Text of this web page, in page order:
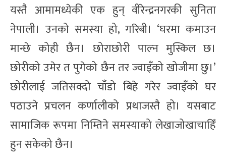
यस्तै आमामध्येकी एक हुन् वीरेन्द्रनगरकी सुनिता
नेपाली। उनको समस्या हो, गरिबी। ‘घरमा कमाउन
मान्छे कोही छैन। छोराछोरी पाल्न मुस्किल छ।
छोरीको उमेर त पुगेको छैन तर ज्वाइँको खोजीमा छु।’
छोरीलाई जतिसक्दो चाँडो बिहे गरेर ज्वाइँको घर
पठाउने प्रचलन कर्णालीको प्रथाजस्तै हो। यसबाट
सामाजिक रूपमा निम्तिने समस्याको लेखाजोखाचाहिँ
हुन सकेको छैन।